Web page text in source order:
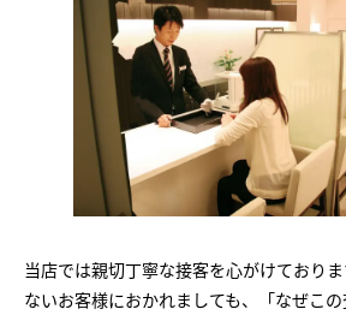
当店では親切丁寧な接客を心がけており
ないお客様におかれましても、「なぜこ